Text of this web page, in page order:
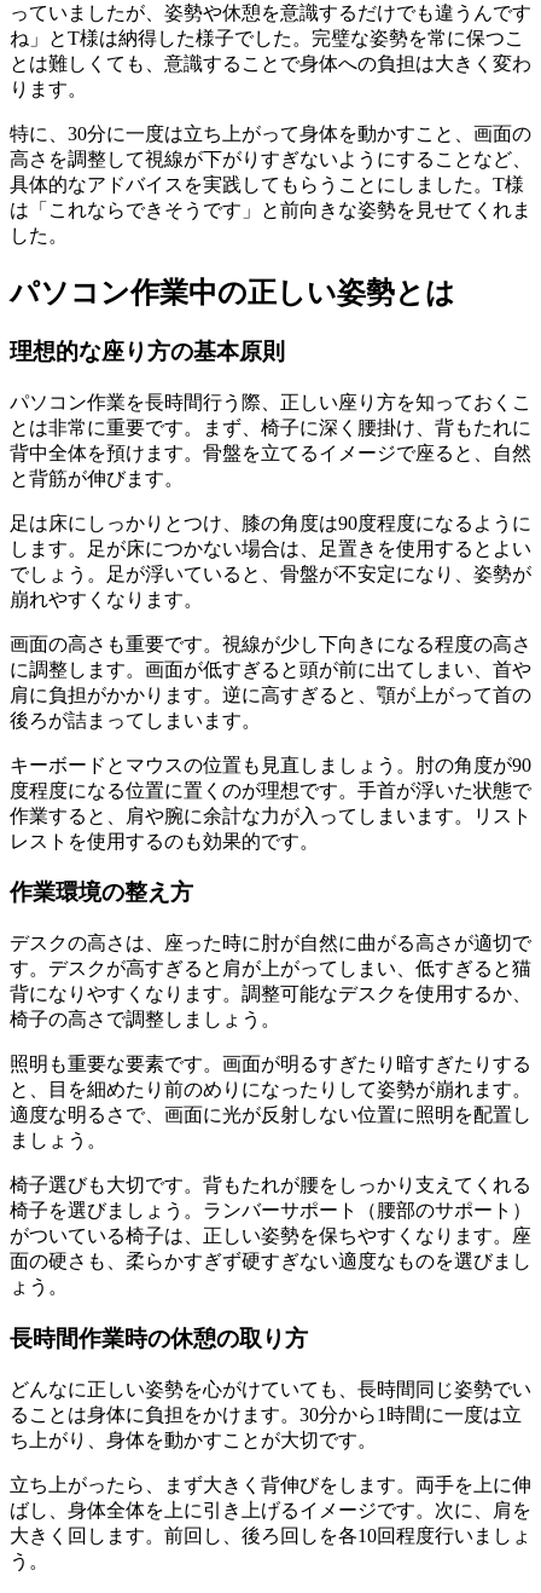
っていましたが、姿勢や休憩を意識するだけでも違うんです
ね」とT様は納得した様子でした。完璧な姿勢を常に保つこ
とは難しくても、意識することで身体への負担は大きく変わ
ります。
特に、30分に一度は立ち上がって身体を動かすこと、画面の
高さを調整して視線が下がりすぎないようにすることなど、
具体的なアドバイスを実践してもらうことにしました。T様
は「これならできそうです」と前向きな姿勢を見せてくれま
した。
パソコン作業中の正しい姿勢とは
理想的な座り方の基本原則
パソコン作業を長時間行う際、正しい座り方を知っておくこ
とは非常に重要です。まず、椅子に深く腰掛け、背もたれに
背中全体を預けます。骨盤を立てるイメージで座ると、自然
と背筋が伸びます。
足は床にしっかりとつけ、膝の角度は90度程度になるように
します。足が床につかない場合は、足置きを使用するとよい
でしょう。足が浮いていると、骨盤が不安定になり、姿勢が
崩れやすくなります。
画面の高さも重要です。視線が少し下向きになる程度の高さ
に調整します。画面が低すぎると頭が前に出てしまい、首や
肩に負担がかかります。逆に高すぎると、顎が上がって首の
後ろが詰まってしまいます。
キーボードとマウスの位置も見直しましょう。肘の角度が90
度程度になる位置に置くのが理想です。手首が浮いた状態で
作業すると、肩や腕に余計な力が入ってしまいます。リスト
レストを使用するのも効果的です。
作業環境の整え方
デスクの高さは、座った時に肘が自然に曲がる高さが適切で
す。デスクが高すぎると肩が上がってしまい、低すぎると猫
背になりやすくなります。調整可能なデスクを使用するか、
椅子の高さで調整しましょう。
照明も重要な要素です。画面が明るすぎたり暗すぎたりする
と、目を細めたり前のめりになったりして姿勢が崩れます。
適度な明るさで、画面に光が反射しない位置に照明を配置し
ましょう。
椅子選びも大切です。背もたれが腰をしっかり支えてくれる
椅子を選びましょう。ランバーサポート（腰部のサポート）
がついている椅子は、正しい姿勢を保ちやすくなります。座
面の硬さも、柔らかすぎず硬すぎない適度なものを選びまし
ょう。
長時間作業時の休憩の取り方
どんなに正しい姿勢を心がけていても、長時間同じ姿勢でい
ることは身体に負担をかけます。30分から1時間に一度は立
ち上がり、身体を動かすことが大切です。
立ち上がったら、まず大きく背伸びをします。両手を上に伸
ばし、身体全体を上に引き上げるイメージです。次に、肩を
大きく回します。前回し、後ろ回しを各10回程度行いましょ
う。